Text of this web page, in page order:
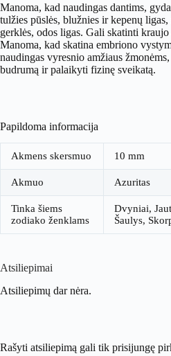
Manoma, kad naudingas dantims,
tulžies pūslės, blužnies ir kepenų
gerklės, odos ligas. Gali skatinti
Manoma, kad skatina embriono
naudingas vyresnio amžiaus
budrumą ir palaikyti fizinę sveikatą.
Papildoma informacija
Akmens skersmuo 10 mm
Akmuo Azuritas
Tinka šiems
zodiako ženklams
Dvyniai,
Šaulys,
Atsiliepimai
Atsiliepimų dar nėra.
Rašyti atsiliepimą gali tik prisijungę